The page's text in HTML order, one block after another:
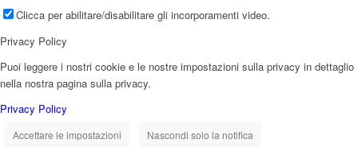
Clicca per abilitare/disabilitare gli incorporamenti video.
Privacy Policy
Puoi leggere i nostri cookie e le nostre impostazioni sulla privacy in dettaglio
nella nostra pagina sulla privacy.
Privacy Policy
Accettare le impostazioni Nascondi solo la notifica